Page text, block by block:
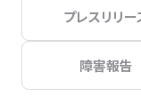
プレスリリー
障害報告